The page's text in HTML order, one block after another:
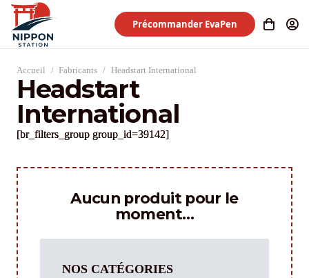
Précommander EvaPen
Accueil / Fabricants / Headstart International
Headstart
International
[br_filters_group group_id=39142]
Aucun produit pour le
moment…
NOS CATÉGORIES